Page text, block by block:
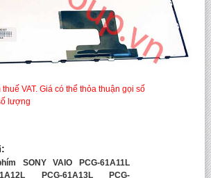
VAT. Giá có thể thỏa thuận gọi số
lượng
SONY VAIO PCG-61A11L
PCG-61A13L PCG-